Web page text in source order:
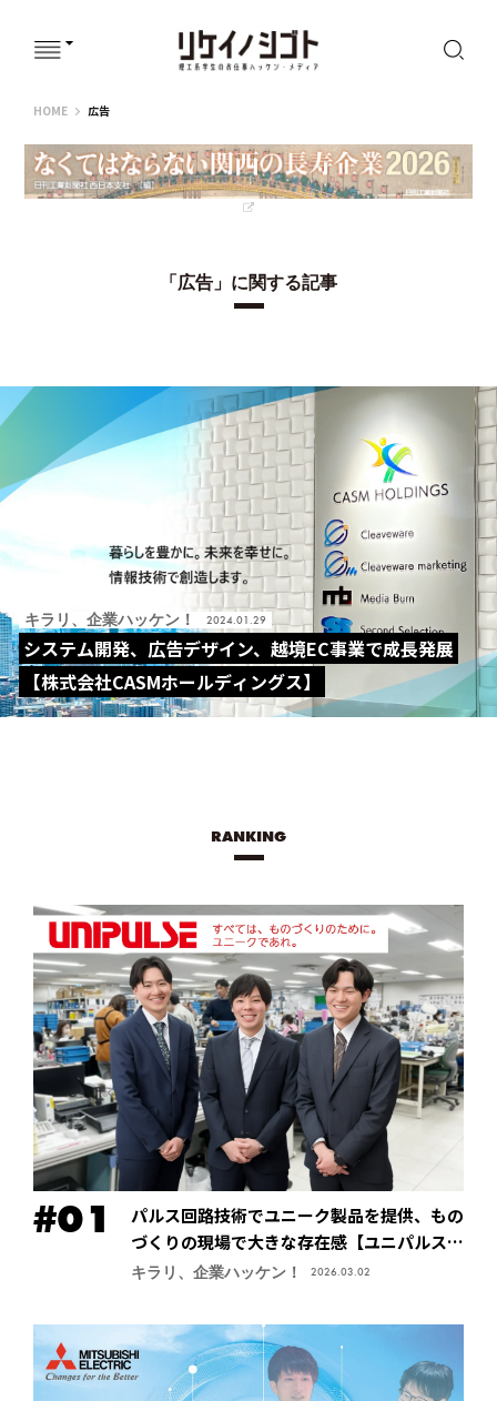
HOMEリケイノシゴト
広告
「広告」に関する記事
キラリ、企業ハッケン！ 2024.01.29
システム開発、広告デザイン、越境EC事業で成長発展
【株式会社CASMホールディングス】
RANKING
パルス回路技術でユニーク製品を提供、もの
づくりの現場で大きな存在感【ユニパルス株
式会社】
キラリ、企業ハッケン！ 2026.03.02